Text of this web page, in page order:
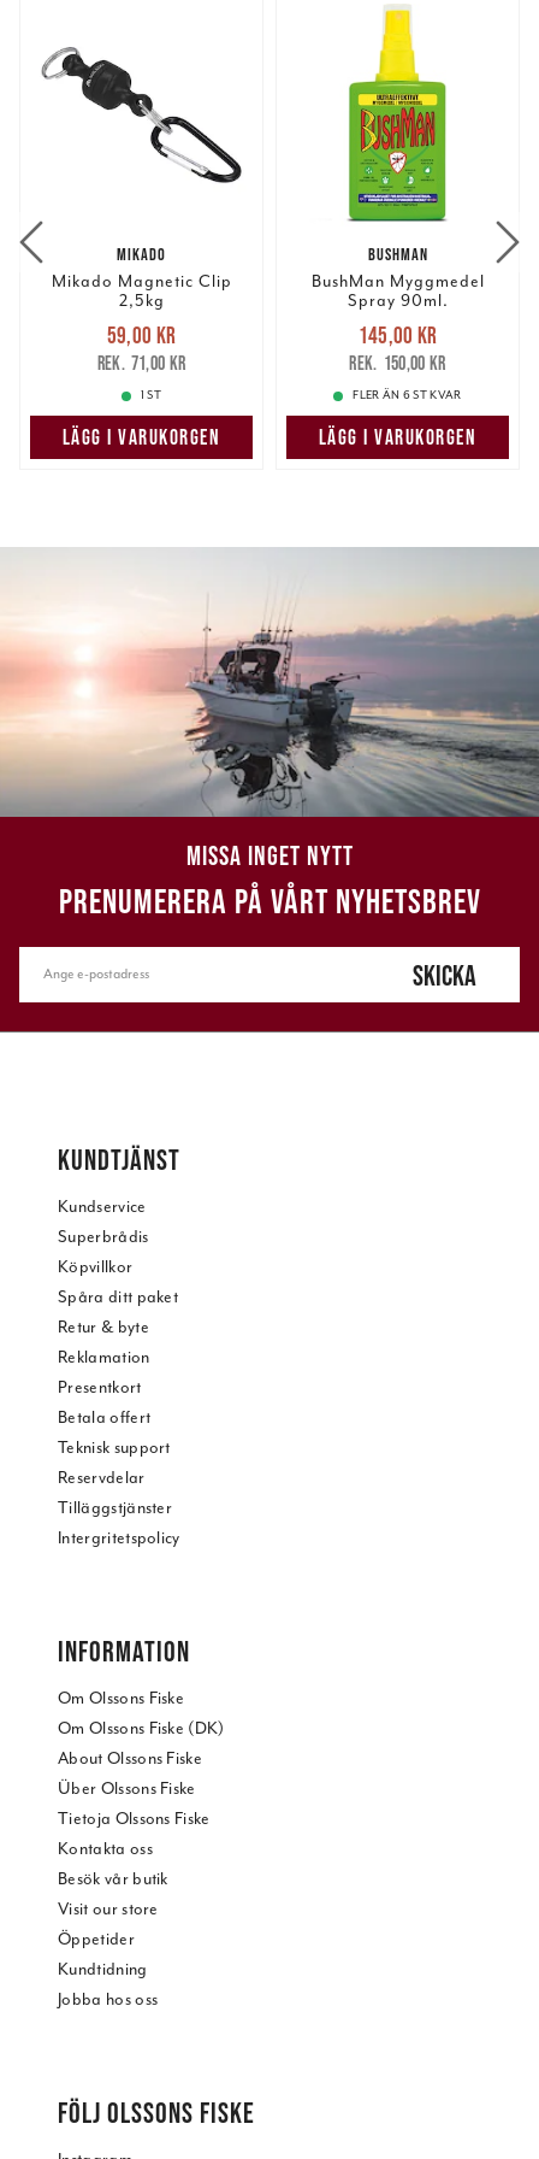
MIKADO
Mikado Magnetic Clip
2,5kg
Nuvarande pris
59,00 krTidigare pris
71,00 kr
59,00 kr
71,00 kr
1 ST
LÄGG I VARUKORGEN
BUSHMAN
BushMan Myggmedel
Spray 90ml.
Nuvarande pris
145,00 krTidigare pris
150,00 kr
145,00 kr
150,00 kr
FLER ÄN 6 ST KVAR
LÄGG I VARUKORGEN
MISSA INGET NYTT
PRENUMERERA PÅ VÅRT NYHETSBREV
SKICKA
KUNDTJÄNST
Kundservice
Superbrådis
Köpvillkor
Spåra ditt paket
Retur & byte
Reklamation
Presentkort
Betala offert
Teknisk support
Reservdelar
Tilläggstjänster
Intergritetspolicy
INFORMATION
Om Olssons Fiske
Om Olssons Fiske (DK)
About Olssons Fiske
Über Olssons Fiske
Tietoja Olssons Fiske
Kontakta oss
Besök vår butik
Visit our store
Öppetider
Kundtidning
Jobba hos oss
FÖLJ OLSSONS FISKE